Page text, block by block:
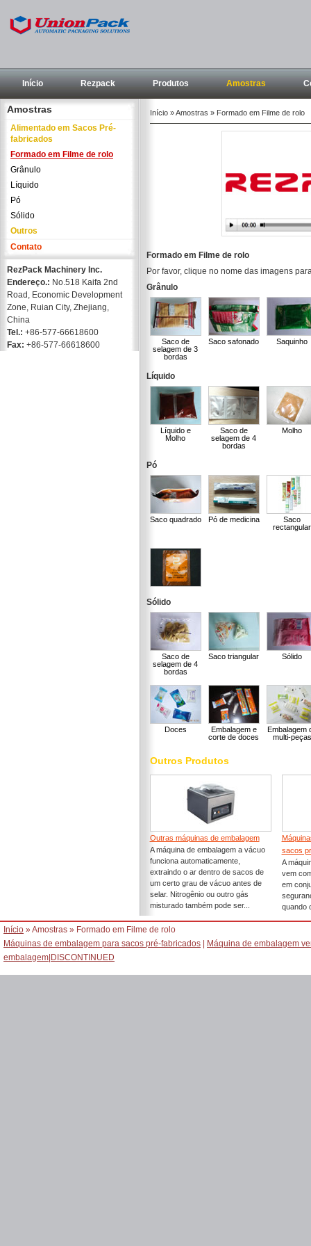
Início Rezpack Produtos Amostras
Amostras
Alimentado em Sacos Pré-
fabricados
Formado em Filme de rolo
Grânulo
Líquido
Pó
Sólido
Outros
Contato
RezPack Machinery Inc.
Endereço.: No.518 Kaifa 2nd
Road, Economic Development
Zone, Ruian City, Zhejiang,
China
Tel.: +86-577-66618600
Fax: +86-577-66618600
Início» Amostras » Formado em Filme de rolo
Formado em Filme de rolo
Por favor, clique no nome das imagens
Grânulo
Saco de
selagem de 3
bordas
Saco safonado Saquinho
Líquido
Líquido e
Molho
Saco de
selagem de 4
bordas
Molho
Pó
Saco quadrado Pó de medicina
Saco
rectangular
Sólido
Saco de
selagem de 4
bordas
Saco triangular Sólido
Doces
Embalagem e
corte de doces
Embalagem
multi-peças
Outros Produtos
Outras máquinas de embalagem
A máquina de embalagem a vácuo
funciona automaticamente,
extraindo o ar dentro de sacos de
um certo grau de vácuo antes de
selar. Nitrogênio ou outro gás
misturado também pode ser...
sacos
A
vem
em
quando
Início » Amostras » Formado em Filme de rolo
Máquinas de embalagem para sacos pré-fabricados
Máquina de embalagem
embalagem DISCONTINUED